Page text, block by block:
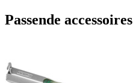
Passende accessoires